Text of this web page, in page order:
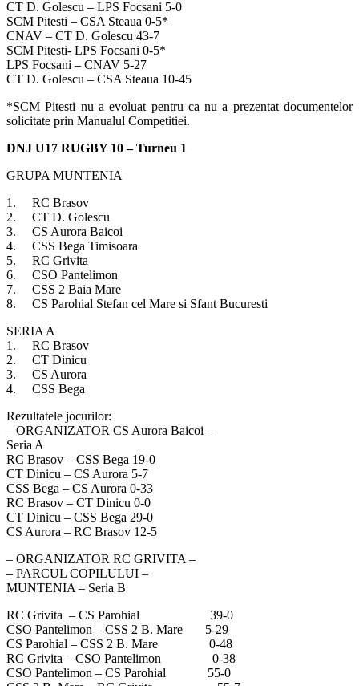
CT D. Golescu – LPS Focsani 5-0
SCM Pitesti – CSA Steaua 0-5*
CNAV – CT D. Golescu 43-7
SCM Pitesti- LPS Focsani 0-5*
LPS Focsani – CNAV 5-27
CT D. Golescu – CSA Steaua 10-45
*SCM Pitesti nu a evoluat pentru ca nu a prezentat documentelor
solicitate prin Manualul Competitiei.
DNJ U17 RUGBY 10 – Turneu 1
GRUPA MUNTENIA
1. RC Brasov
2. CT D. Golescu
3. CS Aurora Baicoi
4. CSS Bega Timisoara
5. RC Grivita
6. CSO Pantelimon
7. CSS 2 Baia Mare
8. CS Parohial Stefan cel Mare si Sfant Bucuresti
SERIA A
1. RC Brasov
2. CT Dinicu
3. CS Aurora
4. CSS Bega
Rezultatele jocurilor:
– ORGANIZATOR CS Aurora Baicoi –
Seria A
RC Brasov – CSS Bega 19-0
CT Dinicu – CS Aurora 5-7
CSS Bega – CS Aurora 0-33
RC Brasov – CT Dinicu 0-0
CT Dinicu – CSS Bega 29-0
CS Aurora – RC Brasov 12-5
– ORGANIZATOR RC GRIVITA –
– PARCUL COPILULUI –
MUNTENIA – Seria B
RC Grivita – CS Parohial 39-0
CSO Pantelimon – CSS 2 B. Mare 5-29
CS Parohial – CSS 2 B. Mare 0-48
RC Grivita – CSO Pantelimon 0-38
CSO Pantelimon – CS Parohial 55-0